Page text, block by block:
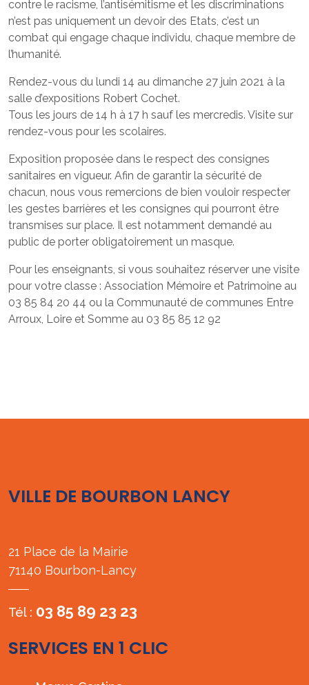
contre le racisme, l’antisémitisme et les discriminations
n’est pas uniquement un devoir des Etats, c’est un
combat qui engage chaque individu, chaque membre de
l’humanité.
Rendez-vous du lundi 14 au dimanche 27 juin 2021 à la
salle d’expositions Robert Cochet.
Tous les jours de 14 h à 17 h sauf les mercredis. Visite sur
rendez-vous pour les scolaires.
Exposition proposée dans le respect des consignes
sanitaires en vigueur. Afin de garantir la sécurité de
chacun, nous vous remercions de bien vouloir respecter
les gestes barrières et les consignes qui pourront être
transmises sur place. Il est notamment demandé au
public de porter obligatoirement un masque.
Pour les enseignants, si vous souhaitez réserver une visite
pour votre classe : Association Mémoire et Patrimoine au
03 85 84 20 44 ou la Communauté de communes Entre
Arroux, Loire et Somme au 03 85 85 12 92
VILLE DE BOURBON LANCY
21 Place de la Mairie
71140 Bourbon-Lancy
Tél : 03 85 89 23 23
SERVICES EN 1 CLIC